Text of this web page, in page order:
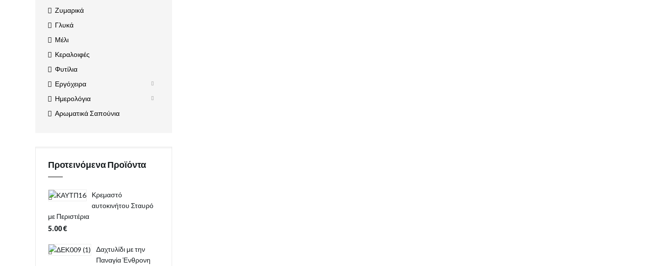
Ζυμαρικά
Γλυκά
Μέλι
Κεραλοιφές
Φυτίλια
Εργόχειρα
Ημερολόγια
Αρωματικά Σαπούνια
Προτεινόμενα Προϊόντα
Κρεμαστό
αυτοκινήτου Σταυρό
με Περιστέρια
5.00€
Δαχτυλίδι με την
Παναγία Ένθρονη